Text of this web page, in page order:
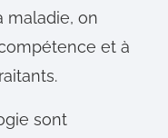
maladie, on
et à
sont